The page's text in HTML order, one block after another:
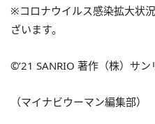
※コロナウイルス感染拡大状
ざいます。
©’21 SANRIO 著作（株）サン
（マイナビウーマン編集部）